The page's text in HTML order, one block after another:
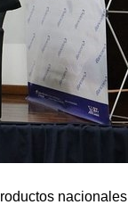
nacionales